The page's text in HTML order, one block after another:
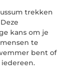
trekken
kans om je
te
bent of